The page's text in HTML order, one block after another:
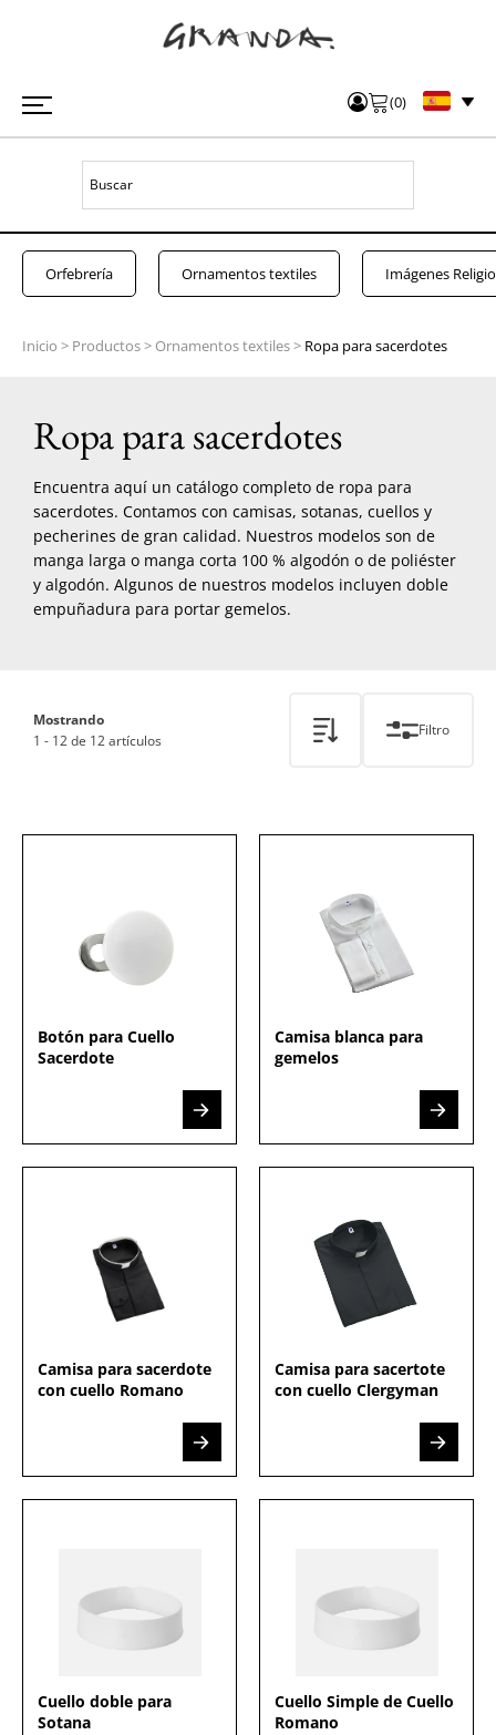
(0)
Orfebrería Ornamentos textiles Imágenes
Inicio > Productos> Ornamentos textiles> Ropa para sacerdotes
Ropa para sacerdotes
Encuentra aquí un catálogo completo de ropa para
sacerdotes. Contamos con camisas, sotanas, cuellos y
pecherines de gran calidad. Nuestros modelos son de
manga larga o manga corta 100 % algodón o de poliéster
y algodón. Algunos de nuestros modelos incluyen doble
empuñadura para portar gemelos.
Botón para Cuello
Sacerdote
Camisa blanca para
gemelos
Camisa para sacerdote
con cuello Romano
Camisa para sacertote
con cuello Clergyman
Cuello doble para
Sotana
Cuello Simple de Cuello
Romano
Mostrando
1 - 12 de 12 artículos
Filtro